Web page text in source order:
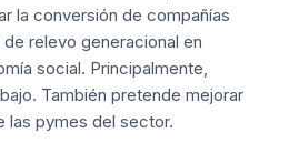
la conversión de compañías
relevo generacional en
social. Principalmente,
También pretende mejorar
las pymes del sector.